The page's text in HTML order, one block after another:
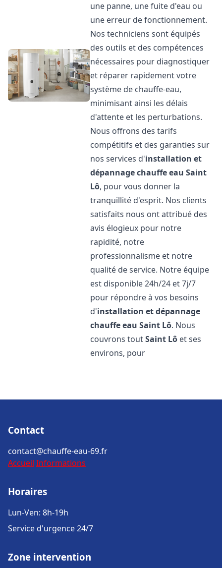
une panne, une fuite d'eau ou
une erreur de fonctionnement.
Nos techniciens sont équipés
des outils et des compétences
nécessaires pour diagnostiquer
et réparer rapidement votre
système de chauffe-eau,
minimisant ainsi les délais
d'attente et les perturbations.
Nous offrons des tarifs
compétitifs et des garanties sur
nos services d'installation et
dépannage chauffe eau Saint
Lô, pour vous donner la
tranquillité d'esprit. Nos clients
satisfaits nous ont attribué des
avis élogieux pour notre
rapidité, notre
professionnalisme et notre
qualité de service. Notre équipe
est disponible 24h/24 et 7j/7
pour répondre à vos besoins
d'installation et dépannage
chauffe eau Saint Lô. Nous
couvrons toutSaint Lô et ses
environs, pour
Contact
contact@chauffe-eau-69.fr
Accueil Informations
Horaires
Lun-Ven: 8h-19h
Service d'urgence 24/7
Zone intervention